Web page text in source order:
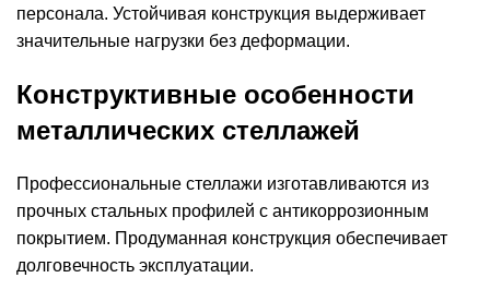
персонала. Устойчивая конструкция выдерживает
значительные нагрузки без деформации.
Конструктивные особенности
металлических стеллажей
Профессиональные стеллажи изготавливаются из
прочных стальных профилей с антикоррозионным
покрытием. Продуманная конструкция обеспечивает
долговечность эксплуатации.